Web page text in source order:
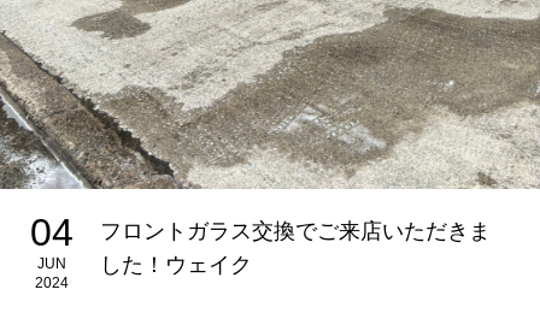
04
JUN
2024
フロントガラス交換でご来店いただきま
した！ウェイク